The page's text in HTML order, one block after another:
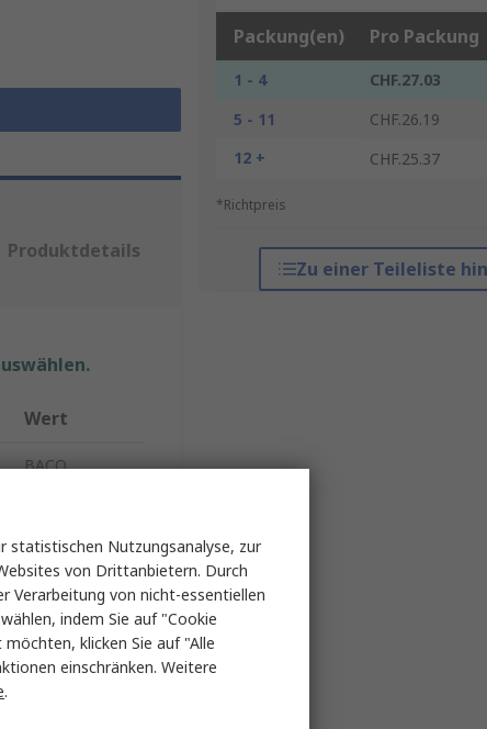
Packung(en) Pro Packung
1 - 4 CHF.27.03
5 - 11
CHF.26.19
12 +
CHF.25.37
*Richtpreis
Zu einer Teileliste
Produktdetails
Wert
BACO
Kontaktblock
600V
BACO
statistischen Nutzungsanalyse, zur
von Drittanbietern. Durch
Verarbeitung von nicht-essentiellen
indem Sie auf "Cookie
klicken Sie auf "Alle
einschränken. Weitere
.